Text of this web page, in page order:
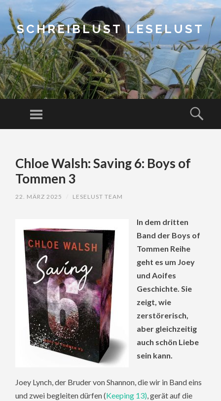
SCHREIBLUST LESELUST
Menu
CONTENTChloe Walsh: Saving 6: Boys of
Tommen 3
22. MÄRZ 2025 LESELUST TEAM
In dem dritten
Band der Boys of
Tommen Reihe
geht es um Joey
und Aoifes
Geschichte. Sie
zeigt, wie
zerstörerisch,
aber gleichzeitig
auch schön Liebe
sein kann.
Joey Lynch, der Bruder von Shannon, die wir in Band eins
und zwei begleiten dürfen (Keeping 13), gerät auf die